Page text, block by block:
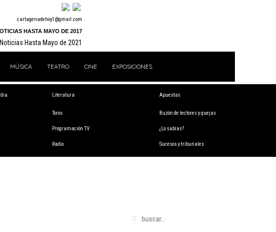
cartagenadehoy1@gmail.com
HASTA MAYO DE 2017
Hasta Mayo de 2021
MÚSICA TEATRO CINE EXPOSICIONES
Literatura
Toros
Programación TV
Radio
Apuestas
Buzón de lectores y quejas
¿Lo sabías?
Sucesos y tribunales